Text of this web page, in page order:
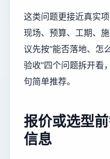
这类问题更接近真实
现场、预算、工期、
议先按“能否落地、怎
验收”四个问题拆开看
句简单推荐。
报价或选型
信息